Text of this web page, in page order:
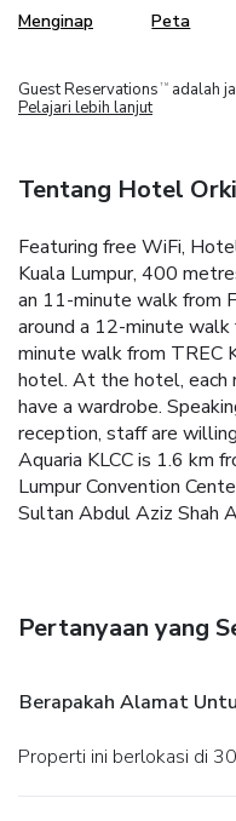
Menginap Peta
Guest Reservations TM
adalah
Pelajari lebih lanjut
Tentang Hotel
Featuring free WiFi,
Kuala Lumpur, 400
an 11-minute walk from
around a 12-minute
minute walk from TREC
hotel. At the hotel, each
have a wardrobe.
reception, staff are
Aquaria KLCC is 1.6 km
Lumpur Convention
Sultan Abdul Aziz Shah
Pertanyaan yang
Berapakah Alamat
Properti ini berlokasi di